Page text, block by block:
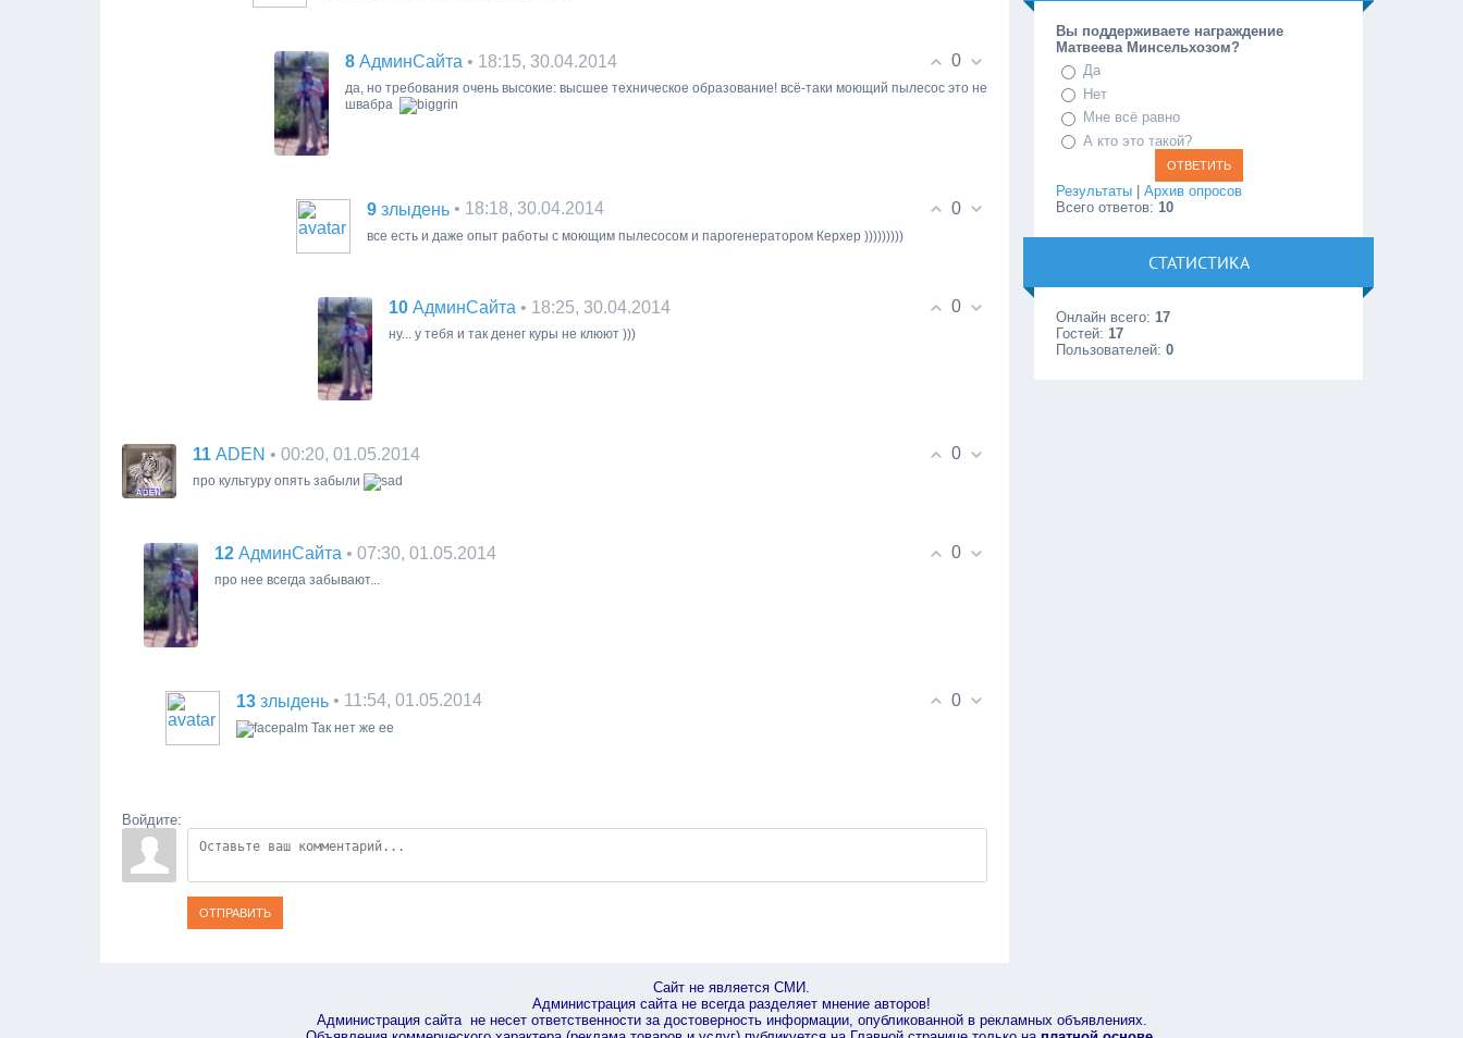
0
8 АдминСайта • 18:15, 30.04.2014
да, но требования очень высокие: высшее техническое образование! всё-таки моющий пылесос это не
швабра
0
9 злыдень • 18:18, 30.04.2014
все есть и даже опыт работы с моющим пылесосом и парогенератором Керхер )))))))))
0
10 АдминСайта • 18:25, 30.04.2014
ну... у тебя и так денег куры не клюют )))
0
11 ADEN • 00:20, 01.05.2014
про культуру опять забыли
0
12 АдминСайта • 07:30, 01.05.2014
про нее всегда забывают...
0
13 злыдень • 11:54, 01.05.2014
Так нет же ее
Войдите:
ОТПРАВИТЬ
Вы поддерживаете награждение
Матвеева Минсельхозом?
Да
Нет
Мне всё равно
А кто это такой?
Результаты |Архив опросов
Всего ответов:10
СТАТИСТИКА
Онлайн всего:17
Гостей:17
Пользователей:0
Сайт не является СМИ.
Администрация сайта не всегда разделяет мнение авторов!
Администрация сайта не несет ответственности за достоверность информации, опубликованной в рекламных объявлениях.